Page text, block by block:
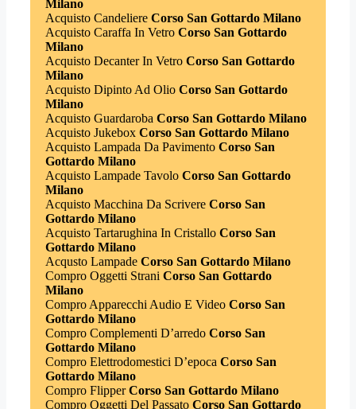
Milano
Acquisto CandeliereCorso San Gottardo Milano
Acquisto Caraffa In VetroCorso San Gottardo
Milano
Acquisto Decanter In VetroCorso San Gottardo
Milano
Acquisto Dipinto Ad OlioCorso San Gottardo
Milano
Acquisto Guardaroba Corso San Gottardo Milano
Acquisto JukeboxCorso San Gottardo Milano
Acquisto Lampada Da PavimentoCorso San
Gottardo Milano
Acquisto Lampade TavoloCorso San Gottardo
Milano
Acquisto Macchina Da ScrivereCorso San
Gottardo Milano
Acquisto Tartarughina In CristalloCorso San
Gottardo Milano
Acqusto LampadeCorso San Gottardo Milano
Compro Oggetti Strani Corso San Gottardo
Milano
Compro Apparecchi Audio E VideoCorso San
Gottardo Milano
Compro Complementi D’arredoCorso San
Gottardo Milano
Compro Elettrodomestici D’epoca Corso San
Gottardo Milano
Compro FlipperCorso San Gottardo Milano
Compro Oggetti Del PassatoCorso San Gottardo